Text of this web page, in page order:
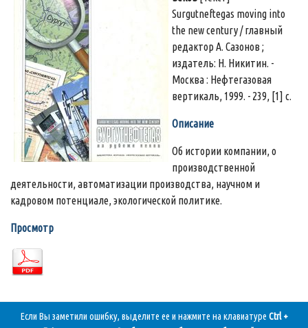
Surgutneftegas moving into
the new century / главный
редактор А. Сазонов ;
издатель: Н. Никитин. -
Москва : Нефтегазовая
вертикаль, 1999. - 239, [1] с.
Описание
Об истории компании, о
производственной
деятельности, автоматизации производства, научном и
кадровом потенциале, экологической политике.
Просмотр
Если Вы заметили ошибку, выделите ее и нажмите на клавиатуре Ctrl +